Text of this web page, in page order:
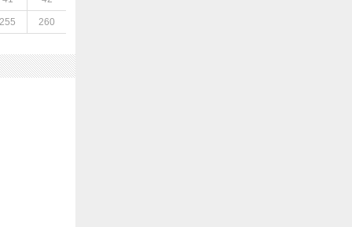
255 260